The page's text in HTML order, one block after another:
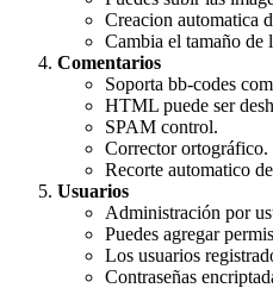
Creacion automatica
Cambia el tamaño de
Comentarios
Soporta bb-codes
HTML puede ser
SPAM control.
Corrector ortográfico.
Recorte automatico
Usuarios
Administración por
Puedes agregar
Los usuarios
Contraseñas